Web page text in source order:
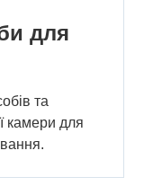
для
та
камери для